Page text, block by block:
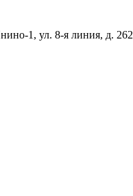
1, ул. 8-я линия, д. 262